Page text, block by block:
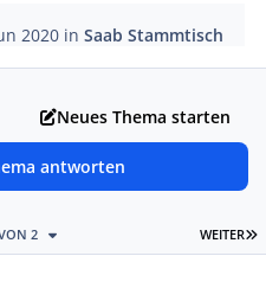
2020 inSaab Stammtisch
Neues Thema starten
antworten
WEITER
2